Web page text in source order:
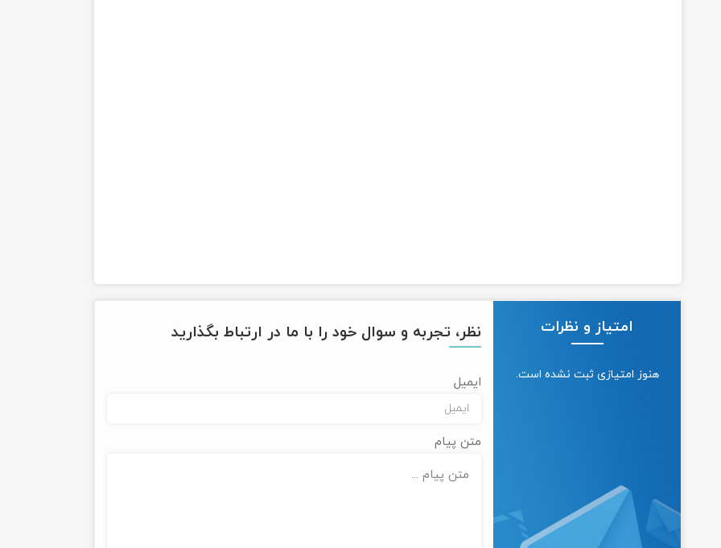
امتیاز و نظرات
هنوز امتیازی ثبت نشده است.
نظر، تجربه و سوال خود را با ما در ارتباط بگذارید
ایمیل
متن پیام